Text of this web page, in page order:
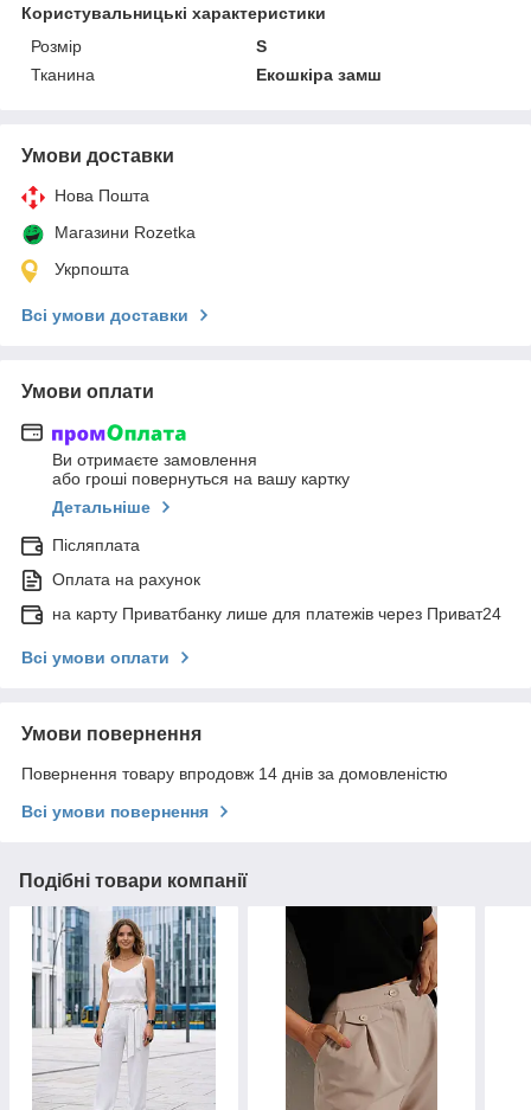
Користувальницькі характеристики
Розмір
S
Тканина
Екошкіра замш
Умови доставки
Нова Пошта
Магазини Rozetka
Укрпошта
Всі умови доставки
Умови оплати
Ви отримаєте замовлення
або гроші повернуться на вашу картку
Детальніше
Післяплата
Оплата на рахунок
на карту Приватбанку лише для платежів через Приват24
Всі умови оплати
Умови повернення
Повернення товару впродовж 14 днів за домовленістю
Всі умови повернення
Подібні товари компанії